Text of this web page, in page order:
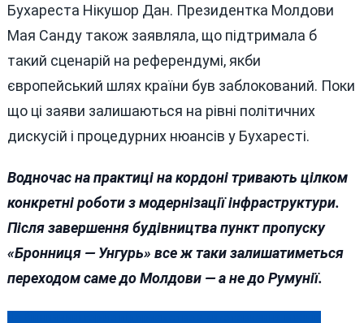
Бухареста Нікушор Дан. Президентка Молдови
Мая Санду також заявляла, що підтримала б
такий сценарій на референдумі, якби
європейський шлях країни був заблокований. Поки
що ці заяви залишаються на рівні політичних
дискусій і процедурних нюансів у Бухаресті.
Водночас на практиці на кордоні тривають цілком
конкретні роботи з модернізації інфраструктури.
Після завершення будівництва пункт пропуску
«Бронниця — Унгурь» все ж таки залишатиметься
переходом саме до Молдови — а не до Румунії.